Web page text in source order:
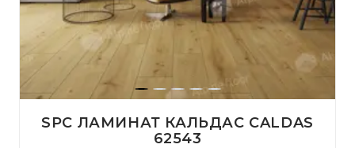
SPC ЛАМИНАТ КАЛЬДАС CALDAS
62543